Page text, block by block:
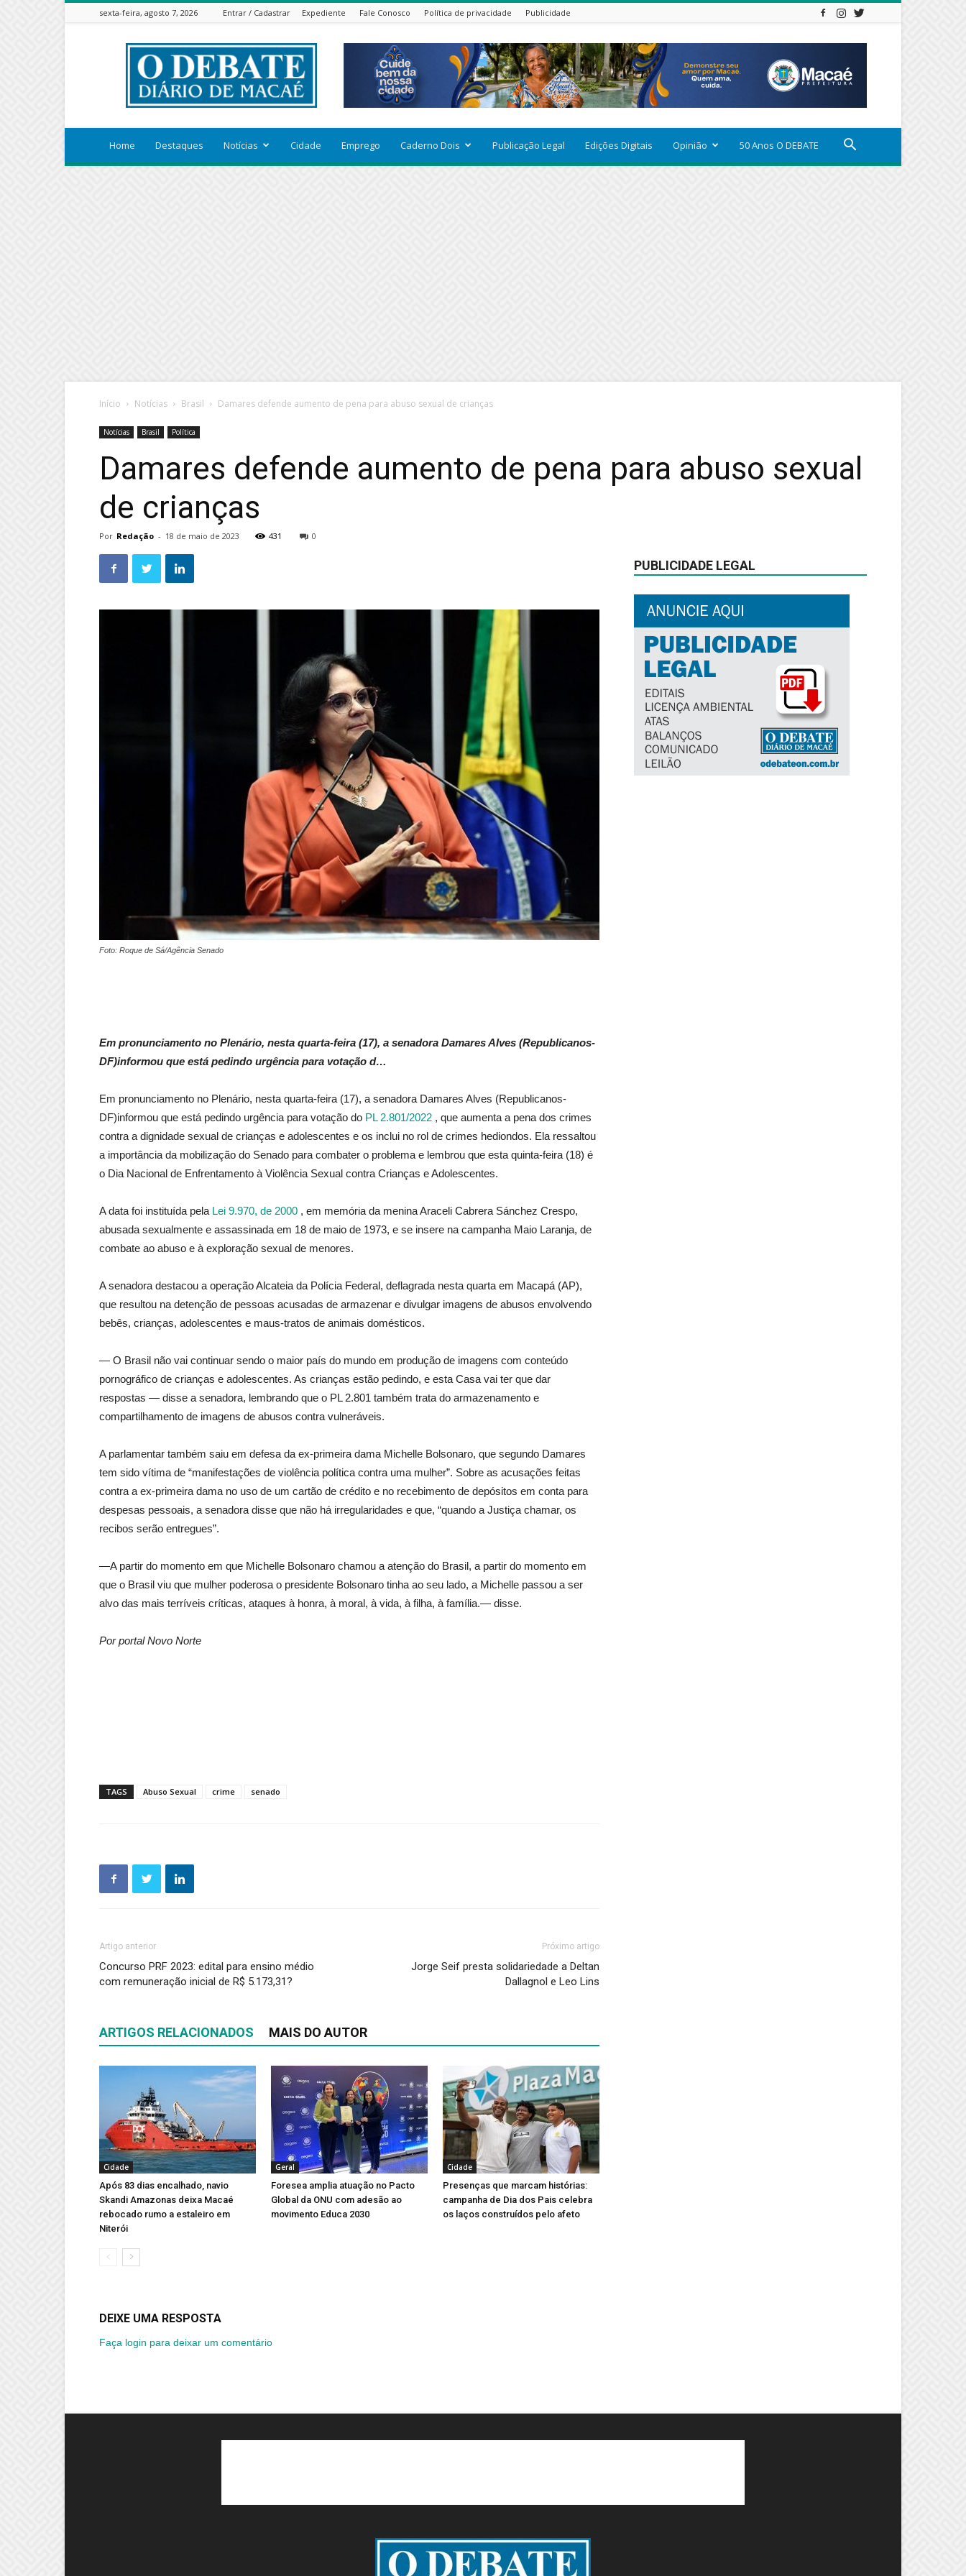
sexta-feira, agosto 7, 2026 Entrar / Cadastrar Expediente Fale Conosco Política de privacidade Publicidade
ODEBATEON
Home Destaques Notícias Cidade Emprego Caderno Dois Publicação Legal Edições Digitais Opinião 50 Anos O DEBATE
Início Notícias Brasil Damares defende aumento de pena para abuso sexual de crianças
Notícias Brasil Política
Damares defende aumento de pena para abuso sexual
de crianças
Por Redação - 18 de maio de 2023 431 0
Foto: Roque de Sá/Agência Senado
Em pronunciamento no Plenário, nesta quarta-feira (17), a senadora Damares Alves (Republicanos-
DF)informou que está pedindo urgência para votação d…
Em pronunciamento no Plenário, nesta quarta-feira (17), a senadora Damares Alves (Republicanos-
DF)informou que está pedindo urgência para votação do PL 2.801/2022 , que aumenta a pena dos crimes
contra a dignidade sexual de crianças e adolescentes e os inclui no rol de crimes hediondos. Ela ressaltou
a importância da mobilização do Senado para combater o problema e lembrou que esta quinta-feira (18) é
o Dia Nacional de Enfrentamento à Violência Sexual contra Crianças e Adolescentes.
A data foi instituída pela Lei 9.970, de 2000 , em memória da menina Araceli Cabrera Sánchez Crespo,
abusada sexualmente e assassinada em 18 de maio de 1973, e se insere na campanha Maio Laranja, de
combate ao abuso e à exploração sexual de menores.
A senadora destacou a operação Alcateia da Polícia Federal, deflagrada nesta quarta em Macapá (AP),
que resultou na detenção de pessoas acusadas de armazenar e divulgar imagens de abusos envolvendo
bebês, crianças, adolescentes e maus-tratos de animais domésticos.
— O Brasil não vai continuar sendo o maior país do mundo em produção de imagens com conteúdo
pornográfico de crianças e adolescentes. As crianças estão pedindo, e esta Casa vai ter que dar
respostas — disse a senadora, lembrando que o PL 2.801 também trata do armazenamento e
compartilhamento de imagens de abusos contra vulneráveis.
A parlamentar também saiu em defesa da ex-primeira dama Michelle Bolsonaro, que segundo Damares
tem sido vítima de “manifestações de violência política contra uma mulher”. Sobre as acusações feitas
contra a ex-primeira dama no uso de um cartão de crédito e no recebimento de depósitos em conta para
despesas pessoais, a senadora disse que não há irregularidades e que, “quando a Justiça chamar, os
recibos serão entregues”.
—A partir do momento em que Michelle Bolsonaro chamou a atenção do Brasil, a partir do momento em
que o Brasil viu que mulher poderosa o presidente Bolsonaro tinha ao seu lado, a Michelle passou a ser
alvo das mais terríveis críticas, ataques à honra, à moral, à vida, à filha, à família.— disse.
Por portal Novo Norte
TAGS Abuso Sexual crime senado
Artigo anterior
Concurso PRF 2023: edital para ensino médio
com remuneração inicial de R$ 5.173,31?
Próximo artigo
Jorge Seif presta solidariedade a Deltan
Dallagnol e Leo Lins
ARTIGOS RELACIONADOS MAIS DO AUTOR
Cidade
Após 83 dias encalhado, navio
Skandi Amazonas deixa Macaé
rebocado rumo a estaleiro em
Niterói
Geral
Foresea amplia atuação no Pacto
Global da ONU com adesão ao
movimento Educa 2030
Cidade
Presenças que marcam histórias:
campanha de Dia dos Pais celebra
os laços construídos pelo afeto
DEIXE UMA RESPOSTA
Faça login para deixar um comentário
PUBLICIDADE LEGAL